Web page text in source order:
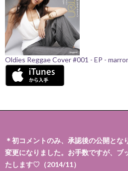
Oldies Reggae Cover #001 - EP -
＊初コメントのみ、承認後の公開とな
変更になりました。お手数ですが、ブ
たします♡（2014/11）